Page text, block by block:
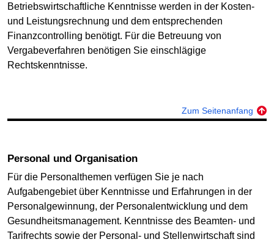
Betriebswirtschaftliche Kenntnisse werden in der Kosten-
und Leistungsrechnung und dem entsprechenden
Finanzcontrolling benötigt. Für die Betreuung von
Vergabeverfahren benötigen Sie einschlägige
Rechtskenntnisse.
Zum Seitenanfang
Personal und Organisation
Für die Personalthemen verfügen Sie je nach
Aufgabengebiet über Kenntnisse und Erfahrungen in der
Personalgewinnung, der Personalentwicklung und dem
Gesundheits­management. Kenntnisse des Beamten- und
Tarifrechts sowie der Personal- und Stellen­wirtschaft sind